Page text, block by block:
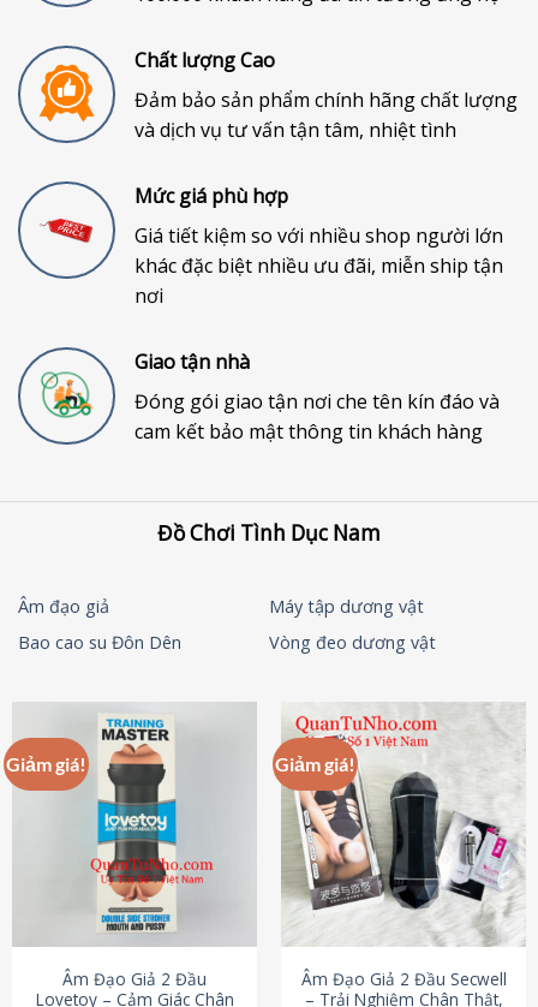
Chất lượng Cao
Đảm bảo sản phẩm chính hãng chất lượng
và dịch vụ tư vấn tận tâm, nhiệt tình
Mức giá phù hợp
Giá tiết kiệm so với nhiều shop người lớn
khác đặc biệt nhiều ưu đãi, miễn ship tận
nơi
Giao tận nhà
Đóng gói giao tận nơi che tên kín đáo và
cam kết bảo mật thông tin khách hàng
Đồ Chơi Tình Dục Nam
Âm đạo giả
Máy tập dương vật
Bao cao su Đôn Dên
Vòng đeo dương vật
Giảm giá!
Âm Đạo Giả 2 Đầu
Lovetoy – Cảm Giác Chân
Giảm giá!
Âm Đạo Giả 2 Đầu Secwell
– Trải Nghiệm Chân Thật,